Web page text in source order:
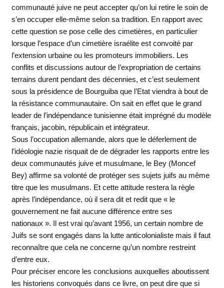
communauté juive ne peut accepter qu’on lui retire le soin de
s’en occuper elle-même selon sa tradition. En rapport avec
cette question se pose celle des cimetières, en particulier
lorsque l’espace d’un cimetière israélite est convoité par
l’extension urbaine ou les promoteurs immobiliers. Les
conflits et discussions autour de l’expropriation de certains
terrains durent pendant des décennies, et c’est seulement
sous la présidence de Bourguiba que l’Etat viendra à bout de
la résistance communautaire. On sait en effet que le grand
leader de l’indépendance tunisienne était imprégné du modèle
français, jacobin, républicain et intégrateur.
Sous l’occupation allemande, alors que le déferlement de
l’idéologie nazie risquait de de dégrader les rapports entre les
deux communautés juive et musulmane, le Bey (Moncef
Bey) affirme sa volonté de protéger ses sujets juifs au même
titre que les musulmans. Et cette attitude restera la règle
après l’indépendance, où il sera dit et redit que « le
gouvernement ne fait aucune différence entre ses
nationaux ». Il est vrai qu’avant 1956, un certain nombre de
Juifs se sont engagés dans la lutte anticolonialiste mais il faut
reconnaître que cela ne concerne qu’un nombre restreint
d’entre eux.
Pour préciser encore les conclusions auxquelles aboutissent
les historiens convoqués dans ce livre, on peut dire que si